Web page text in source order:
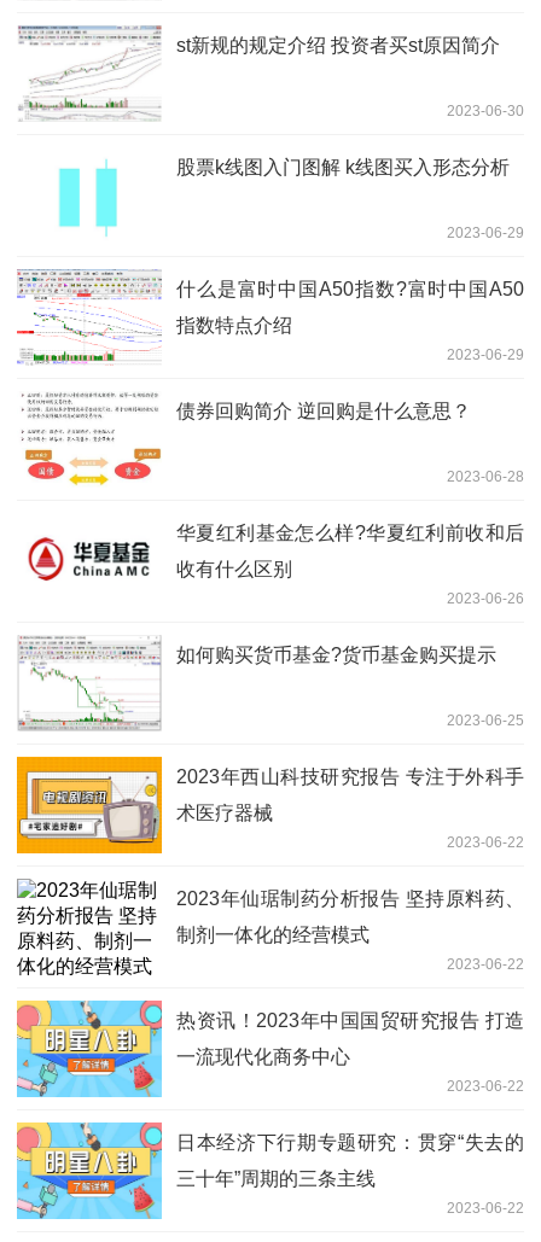
st新规的规定介绍 投资者买st原因简介
2023-06-30
股票k线图入门图解 k线图买入形态分析
2023-06-29
什么是富时中国A50指数?富时中国A50
指数特点介绍
2023-06-29
债券回购简介 ​逆回购是什么意思？
2023-06-28
华夏红利基金怎么样?华夏红利前收和后
收有什么区别
2023-06-26
如何购买货币基金?货币基金购买提示
2023-06-25
2023年西山科技研究报告 专注于外科手
术医疗器械
2023-06-22
2023年仙琚制药分析报告 坚持原料药、
制剂一体化的经营模式
2023-06-22
热资讯！2023年中国国贸研究报告 打造
一流现代化商务中心
2023-06-22
日本经济下行期专题研究：贯穿“失去的
三十年”周期的三条主线
2023-06-22